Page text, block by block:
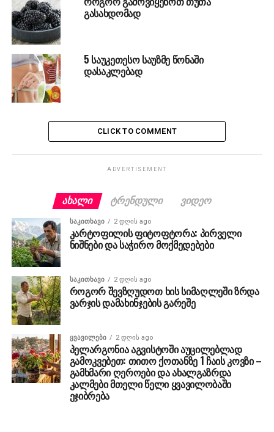
გასახდომად
5 საუკეთესო საუზმე წონაში
დასაკლებად
CLICK TO COMMENT
ADVERTISEMENT
ᲐᲮᲐᲚᲘ ᲢᲠᲔᲜᲓᲣᲚᲘ ᲕᲘᲓᲔᲝ
ᲡᲐᲙᲘᲗᲮᲐᲕᲘ 2 დღის ago
კარტოფილის ფიტოფტორა: პირველი
ნიშნები და საჭირო მოქმედებები
ᲡᲐᲙᲘᲗᲮᲐᲕᲘ 2 დღის ago
როგორ შევზღუდოთ ხის სიმაღლეში ზრდა
ვარჯის დამახინჯების გარეშე
ᲧᲕᲐᲕᲘᲚᲔᲑᲘ 2 დღის ago
პელარგონია აგვისტოში აუცილებლად
გამოკვებეთ: თითო ქოთანზე 1 ჩაის კოვზი –
გამხმარი ღეროები და ახალგაზრდა
კალმები მთელი წელი ყვავილობაში
ეჯიბრება